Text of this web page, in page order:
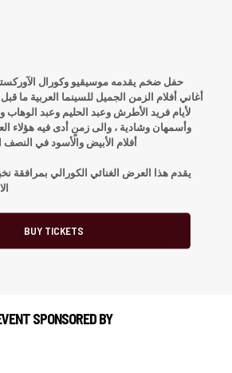
حفل ضخم يقدمه موسيقيو وكورال الآوركسترا
أغاني أفلام الزمن الجميل للسينما العربية ما قبل
لأيام فريد الأطرش وعبد الحليم وعبد الوهاب
وأسمهان وشادية ، والى زمنٍ أدى فيه هؤلاء
أفلام الأبيض والأسود في
يقدم هذا العرض الغنائي الكورالي بمرافقة
BUY TICKETS
SPONSORED BY